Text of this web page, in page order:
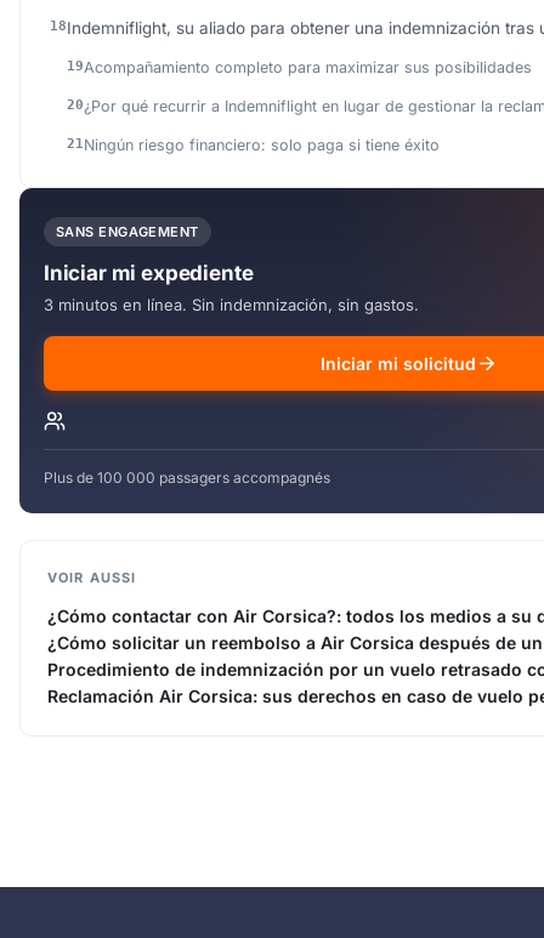
Indemniflight, su aliado para obtener una indemnización tras
Acompañamiento completo para maximizar sus posibilidades
¿Por qué recurrir a Indemniflight en lugar de gestionar la
Ningún riesgo financiero: solo paga si tiene éxito
SANS ENGAGEMENT
Iniciar mi expediente
3 minutos en línea. Sin indemnización, sin gastos.
Iniciar mi solicitud
Plus de 100 000 passagers accompagnés
VOIR AUSSI
¿Cómo contactar con Air Corsica?: todos los medios a su
¿Cómo solicitar un reembolso a Air Corsica después de
Procedimiento de indemnización por un vuelo retrasado
Reclamación Air Corsica: sus derechos en caso de vuelo